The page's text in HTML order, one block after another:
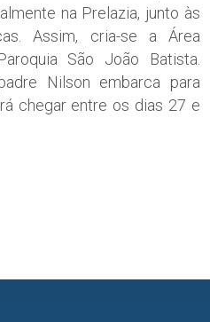
na Prelazia, junto às
Assim, cria-se a Área
São João Batista.
Nilson embarca para
chegar entre os dias 27 e